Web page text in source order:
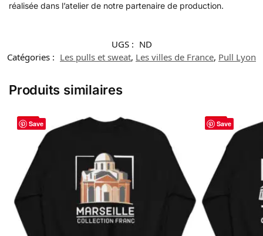
réalisée dans l’atelier de notre partenaire de production.
UGS : ND
Catégories : Les pulls et sweat, Les villes de France, Pull Lyon
Produits similaires
Save
-29% Save
-29%